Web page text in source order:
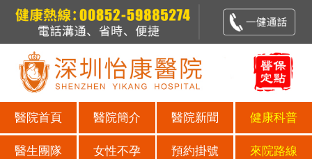
醫院首頁 醫院簡介 醫院新聞 健康科普
醫生團隊 女性不孕 預約掛號 來院路線